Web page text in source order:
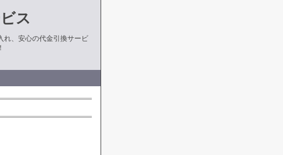
ス
れ、安心の代金引換サービ